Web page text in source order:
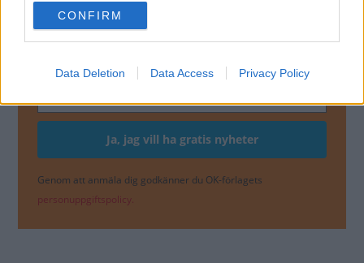
consent section.
CONFIRM
Data Deletion Data Access Privacy Policy
MISSA INTE KOMMANDE ARTIKLAR OM
VINTERKÖRNING
Genom att anmäla dig godkänner du OK-förlagets
personuppgiftspolicy.